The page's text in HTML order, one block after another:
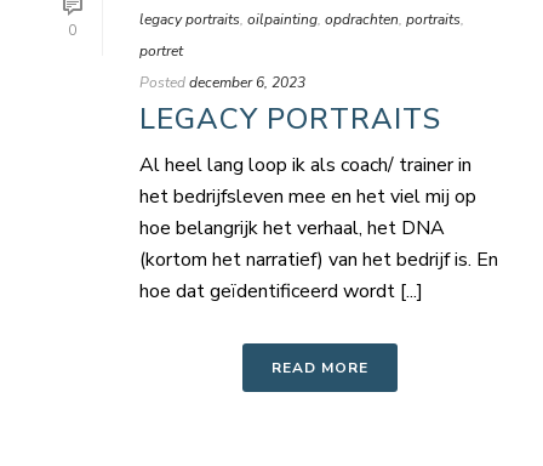
0
legacy portraits, oilpainting, opdrachten, portraits,
portret
Posteddecember 6, 2023
LEGACY PORTRAITS
Al heel lang loop ik als coach/ trainer in
het bedrijfsleven mee en het viel mij op
hoe belangrijk het verhaal, het DNA
(kortom het narratief) van het bedrijf is. En
hoe dat geïdentificeerd wordt [...]
READ MORE